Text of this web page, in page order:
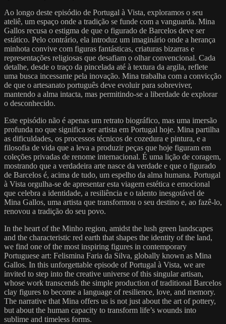
Ao longo deste episódio de Portugal à Vista, exploramos o seu
ateliê, um espaço onde a tradição se funde com a vanguarda. Mina
Gallos recusa o estigma de que o figurado de Barcelos deve ser
estático. Pelo contrário, ela introduz um imaginário onde a herança
minhota convive com figuras fantásticas, criaturas bizarras e
representações religiosas que desafiam o olhar convencional. Cada
detalhe, desde o traço da pincelada até à textura da argila, reflete
uma busca incessante pela inovação. Mina trabalha com a convicção
de que o artesanato português deve evoluir para sobreviver,
mantendo a alma intacta, mas permitindo-se a liberdade de explorar
o desconhecido.
Este episódio não é apenas um retrato biográfico, mas uma imersão
profunda no que significa ser artista em Portugal hoje. Mina partilha
as dificuldades, os processos técnicos de cozedura e pintura, e a
filosofia de vida que a leva a produzir peças que hoje figuram em
coleções privadas de renome internacional. É uma lição de coragem,
mostrando que a verdadeira arte nasce da verdade e que o figurado
de Barcelos é, acima de tudo, um espelho da alma humana. Portugal
à Vista orgulha-se de apresentar esta viagem estética e emocional
que celebra a identidade, a resiliência e o talento inesgotável de
Mina Gallos, uma artista que transformou o seu destino e, ao fazê-lo,
renovou a tradição do seu povo.
In the heart of the Minho region, amidst the lush green landscapes
and the characteristic red earth that shapes the identity of the land,
we find one of the most inspiring figures in contemporary
Portuguese art: Felismina Faria da Silva, globally known as Mina
Gallos. In this unforgettable episode of Portugal à Vista, we are
invited to step into the creative universe of this singular artisan,
whose work transcends the simple production of traditional Barcelos
clay figures to become a language of resilience, love, and memory.
The narrative that Mina offers us is not just about the art of pottery,
but about the human capacity to transform life’s wounds into
sublime and timeless forms.